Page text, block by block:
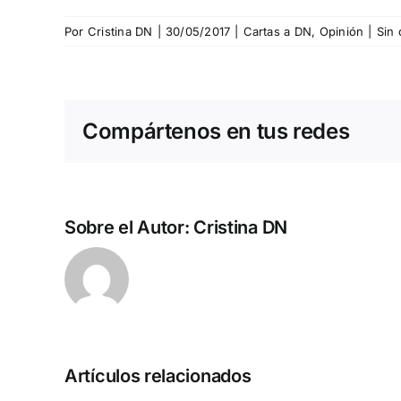
Por Cristina DN 30/05/2017 Cartas a DN, Opinión Sin
Compártenos en tus redes
Sobre el Autor: Cristina DN
Artículos relacionados